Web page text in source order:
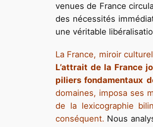
venues de France
des nécessités
une véritable
La France, miroir
L’attrait de la France
piliers fondamentaux
domaines, imposa ses
de la lexicographie
conséquent. Nous